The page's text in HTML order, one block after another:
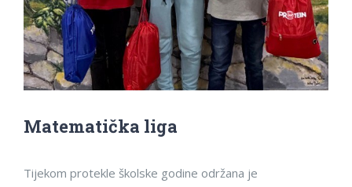
Matematička liga
Tijekom protekle školske godine održana je